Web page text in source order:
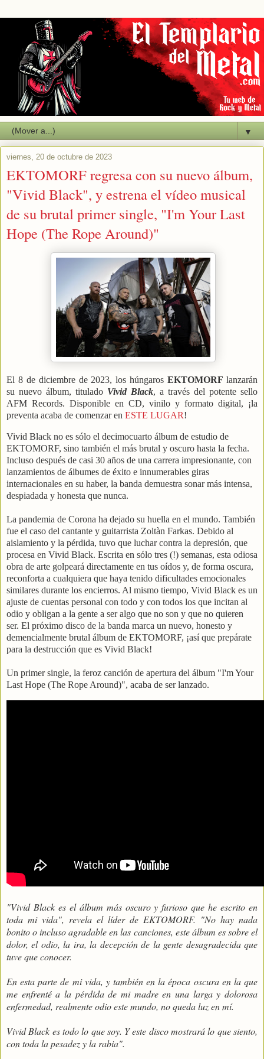
▼
viernes, 20 de octubre de 2023
EKTOMORF regresa con su nuevo álbum,
"Vivid Black", y estrena el vídeo musical
de su brutal primer single, "I'm Your Last
Hope (The Rope Around)"
El 8 de diciembre de 2023, los húngarosEKTOMORFlanzarán
su nuevo álbum, titulado Vivid Black, a través del potente sello
AFM Records. Disponible en CD, vinilo y formato digital, ¡la
preventa acaba de comenzar en ESTE LUGAR!
Vivid Black no es sólo el decimocuarto álbum de estudio de
EKTOMORF, sino también el más brutal y oscuro hasta la fecha.
Incluso después de casi 30 años de una carrera impresionante, con
lanzamientos de álbumes de éxito e innumerables giras
internacionales en su haber, la banda demuestra sonar más intensa,
despiadada y honesta que nunca.
La pandemia de Corona ha dejado su huella en el mundo. También
fue el caso del cantante y guitarrista Zoltàn Farkas. Debido al
aislamiento y la pérdida, tuvo que luchar contra la depresión, que
procesa en Vivid Black. Escrita en sólo tres (!) semanas, esta odiosa
obra de arte golpeará directamente en tus oídos y, de forma oscura,
reconforta a cualquiera que haya tenido dificultades emocionales
similares durante los encierros. Al mismo tiempo, Vivid Black es un
ajuste de cuentas personal con todo y con todos los que incitan al
odio y obligan a la gente a ser algo que no son y que no quieren
ser. El próximo disco de la banda marca un nuevo, honesto y
demencialmente brutal álbum de EKTOMORF, ¡así que prepárate
para la destrucción que es Vivid Black!
Un primer single, la feroz canción de apertura del álbum "I'm Your
Last Hope (The Rope Around)", acaba de ser lanzado.
"Vivid Black es el álbum más oscuro y furioso que he escrito en
toda mi vida", revela el líder de EKTOMORF. "No hay nada
bonito o incluso agradable en las canciones, este álbum es sobre el
dolor, el odio, la ira, la decepción de la gente desagradecida que
tuve que conocer.
En esta parte de mi vida, y también en la época oscura en la que
me enfrenté a la pérdida de mi madre en una larga y dolorosa
enfermedad, realmente odio este mundo, no queda luz en mí.
Vivid Black es todo lo que soy. Y este disco mostrará lo que siento,
con toda la pesadez y la rabia".